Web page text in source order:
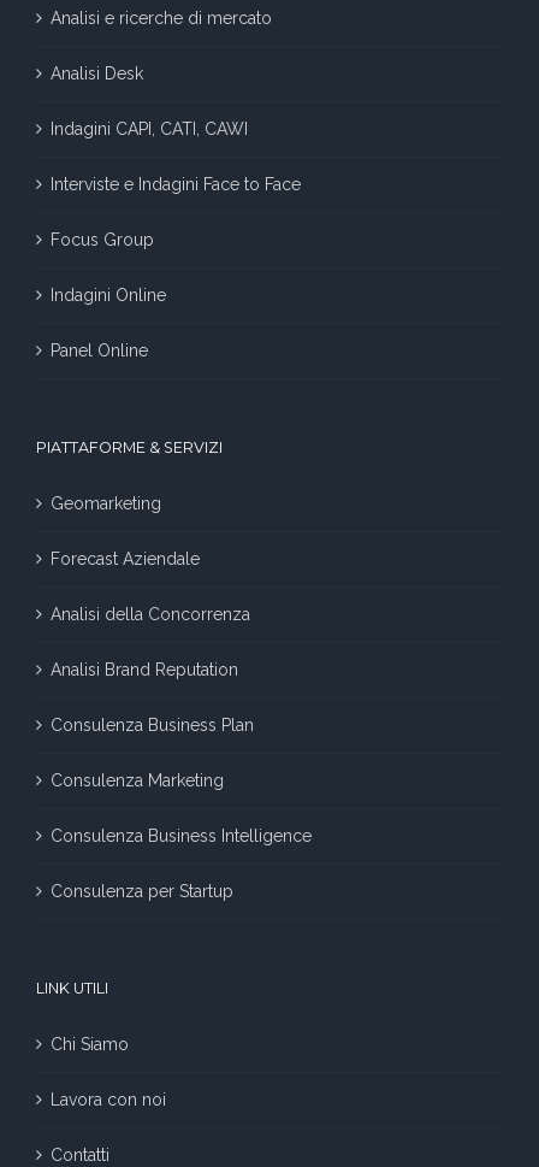
Analisi e ricerche di mercato
Analisi Desk
Indagini CAPI, CATI, CAWI
Interviste e Indagini Face to Face
Focus Group
Indagini Online
Panel Online
PIATTAFORME & SERVIZI
Geomarketing
Forecast Aziendale
Analisi della Concorrenza
Analisi Brand Reputation
Consulenza Business Plan
Consulenza Marketing
Consulenza Business Intelligence
Consulenza per Startup
LINK UTILI
Chi Siamo
Lavora con noi
Contatti